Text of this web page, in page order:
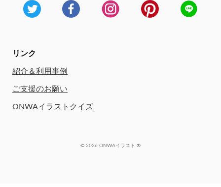
リンク
紹介＆利用事例
ご支援のお願い
ONWAイラストクイズ
© 2026 ONWAイラスト ®